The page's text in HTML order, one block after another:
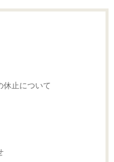
休止について